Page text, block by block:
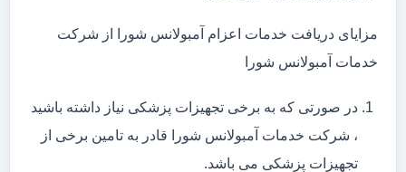
مزایای دریافت خدمات اعزام آمبولانس شورا از شرکت
خدمات آمبولانس شورا
در صورتی که به برخی تجهیزات پزشکی نیاز داشته باشید
، شرکت خدمات آمبولانس شورا قادر به تامین برخی از
تجهیزات پزشکی می باشد.